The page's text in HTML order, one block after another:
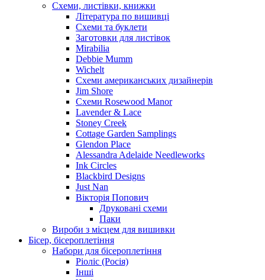
Схеми, листівки, книжки
Література по вишивці
Схеми та буклети
Заготовки для листівок
Mirabilia
Debbie Mumm
Wichelt
Схеми американських дизайнерів
Jim Shore
Cхеми Rosewood Manor
Lavender & Lace
Stoney Creek
Cottage Garden Samplings
Glendon Place
Alessandra Adelaide Needleworks
Ink Circles
Blackbird Designs
Just Nan
Вікторія Попович
Друковані схеми
Паки
Вироби з місцем для вишивки
Бісер, бісероплетіння
Набори для бісероплетіння
Ріоліс (Росія)
Інші